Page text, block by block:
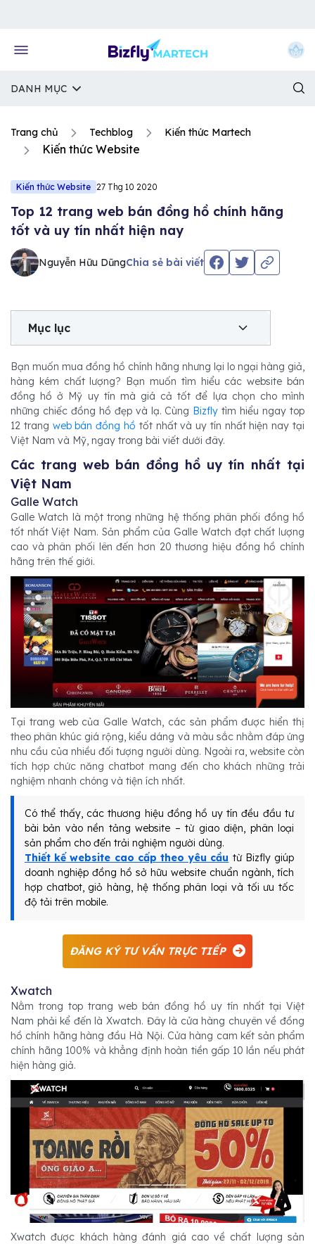
DANH MỤC
Trang chủ Techblog Kiến thức Martech
Kiến thức Website
Kiến thức Website 27 Thg 10 2020
Top 12 trang web bán đồng hồ chính hãng
tốt và uy tín nhất hiện nay
Nguyễn Hữu DũngChia sẻ bài viết
Mục lục
Bạn muốn mua đồng hồ chính hãng nhưng lại lo ngại hàng giả,
hàng kém chất lượng? Bạn muốn tìm hiểu các website bán
đồng hồ ở Mỹ uy tín mà giá cả tốt để lựa chọn cho mình
những chiếc đồng hồ đẹp và lạ. Cùng Bizfly tìm hiểu ngay top
12 trang web bán đồng hồ tốt nhất và uy tín nhất hiện nay tại
Việt Nam và Mỹ, ngay trong bài viết dưới đây.
Các trang web bán đồng hồ uy tín nhất tại
Việt Nam
Galle Watch
Galle Watch là một trong những hệ thống phân phối đồng hồ
tốt nhất Việt Nam. Sản phẩm của Galle Watch đạt chất lượng
cao và phân phối lên đến hơn 20 thương hiệu đồng hồ chính
hãng trên thế giới.
Tại trang web của Galle Watch, các sản phẩm được hiển thị
theo phân khúc giá rộng, kiểu dáng và màu sắc nhằm đáp ứng
nhu cầu của nhiều đối tượng người dùng. Ngoài ra, website còn
tích hợp chức năng chatbot mang đến cho khách những trải
nghiệm nhanh chóng và tiện ích nhất.
Có thể thấy, các thương hiệu đồng hồ uy tín đều đầu tư
bài bản vào nền tảng website – từ giao diện, phân loại
sản phẩm cho đến trải nghiệm người dùng.
Thiết kế website cao cấp theo yêu cầu từ Bizfly giúp
doanh nghiệp đồng hồ sở hữu website chuẩn ngành, tích
hợp chatbot, giỏ hàng, hệ thống phân loại và tối ưu tốc
độ tải trên mobile.
ĐĂNG KÝ TƯ VẤN TRỰC TIẾP
Xwatch
Nằm trong top trang web bán đồng hồ uy tín nhất tại Việt
Nam phải kể đến là Xwatch. Đây là cửa hàng chuyên về đồng
hồ chính hãng hàng đầu Hà Nội. Cửa hàng cam kết sản phẩm
chính hãng 100% và khẳng định hoàn tiền gấp 10 lần nếu phát
hiện hàng giả.
Xwatch được khách hàng đánh giá cao về chất lượng sản